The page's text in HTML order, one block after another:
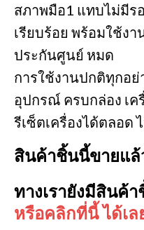
สภาพมือ1 แทบไม่มีร
เรียบร้อย พร้อมใช้งา
ประกันศูนย์ หมด
การใช้งานปกติทุกอย่
อุปกรณ์ ครบกล่อง เค
รีเซ็ตเครื่องได้ตลอด
สินค้าชิ้นนี้ขายแ
ทางเรายังมีสินค้
หรือคลิกที่นี้ ได้เ